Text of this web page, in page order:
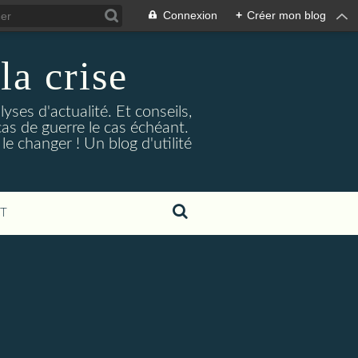
Connexion + Créer mon blog
crise
d'actualité. Et conseils,
de guerre le cas échéant.
changer ! Un blog d'utilité